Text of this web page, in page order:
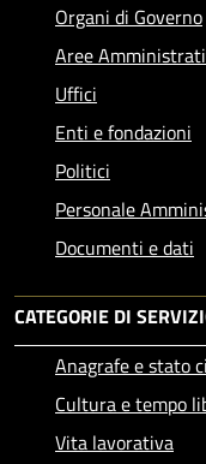
Organi di Governo
Aree
Uffici
Enti e fondazioni
Politici
Personale
Documenti e dati
CATEGORIE DI
Anagrafe e stato
Cultura e tempo
Vita lavorativa